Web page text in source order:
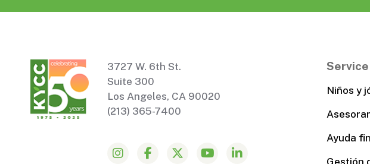
3727 W. 6th St.
Suite 300
Los Angeles, CA 90020
(213) 365-7400
Niños y
Ayuda
Gestión